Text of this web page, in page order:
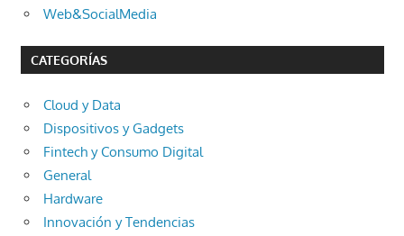
Web&SocialMedia
CATEGORÍAS
Cloud y Data
Dispositivos y Gadgets
Fintech y Consumo Digital
General
Hardware
Innovación y Tendencias